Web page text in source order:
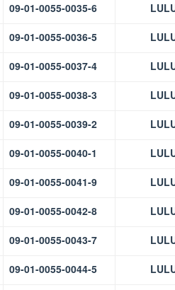
09-01-0055-0035-6
09-01-0055-0036-5
09-01-0055-0037-4
09-01-0055-0038-3
09-01-0055-0039-2
09-01-0055-0040-1
09-01-0055-0041-9
09-01-0055-0042-8
09-01-0055-0043-7
09-01-0055-0044-5